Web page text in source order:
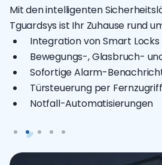
Mit den intelligenten
Tguardsys ist Ihr Zuhause rund
Integration von Smart Locks
Bewegungs-, Glasbruch-
Sofortige Alarm-
Türsteuerung per Fernzugriff
Notfall-Automatisierungen